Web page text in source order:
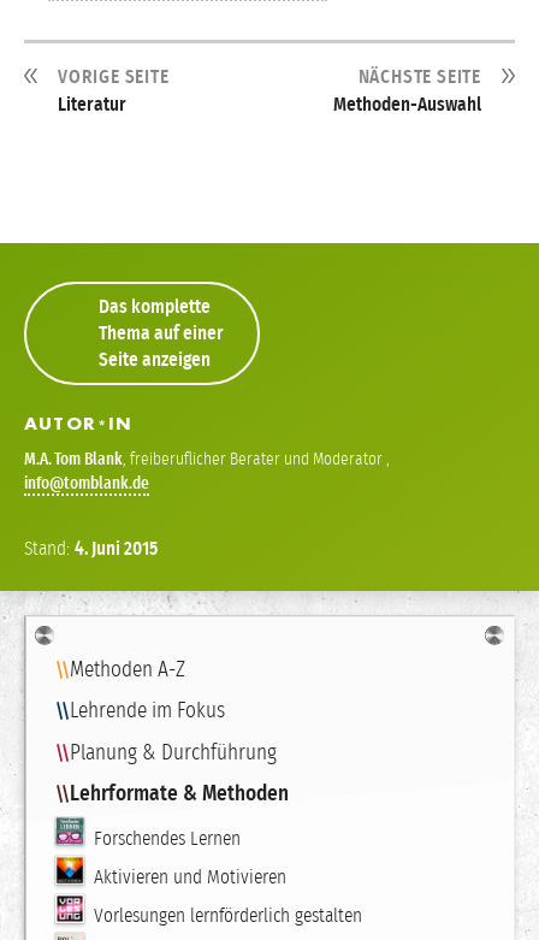
VORIGE SEITE
Literatur
NÄCHSTE SEITE
Methoden-Auswahl
Das komplette
Thema auf einer
Seite anzeigen
AUTOR* IN
M.A.Tom Blank,freiberuflicher Berater und Moderator,
info
Stand: 4. Juni 2015
Navigation
Methoden A-Z
Lehrende im Fokus
Planung & Durchführung
Lehrformate & Methoden
Forschendes Lernen
Aktivieren und Motivieren
Vorlesungen lernförderlich gestalten